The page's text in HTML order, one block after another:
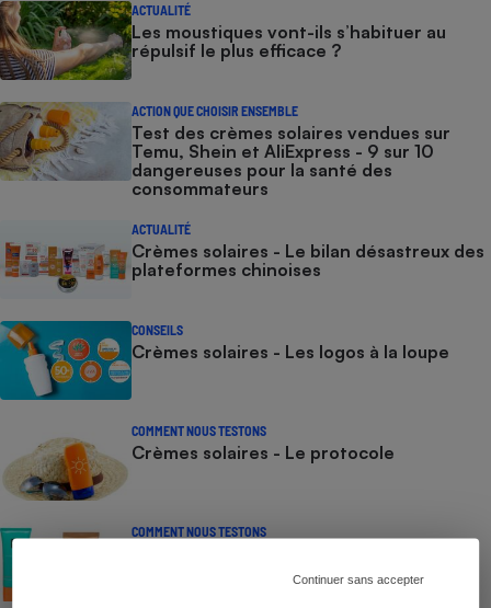
Continuer sans accepter
ACTUALITÉ
Les moustiques vont-ils s’habituer au
répulsif le plus efficace ?
ACTION QUE CHOISIR ENSEMBLE
Test des crèmes solaires vendues sur
Temu, Shein et AliExpress - 9 sur 10
dangereuses pour la santé des
consommateurs
ACTUALITÉ
Crèmes solaires - Le bilan désastreux des
plateformes chinoises
CONSEILS
Crèmes solaires - Les logos à la loupe
COMMENT NOUS TESTONS
Crèmes solaires - Le protocole
COMMENT NOUS TESTONS